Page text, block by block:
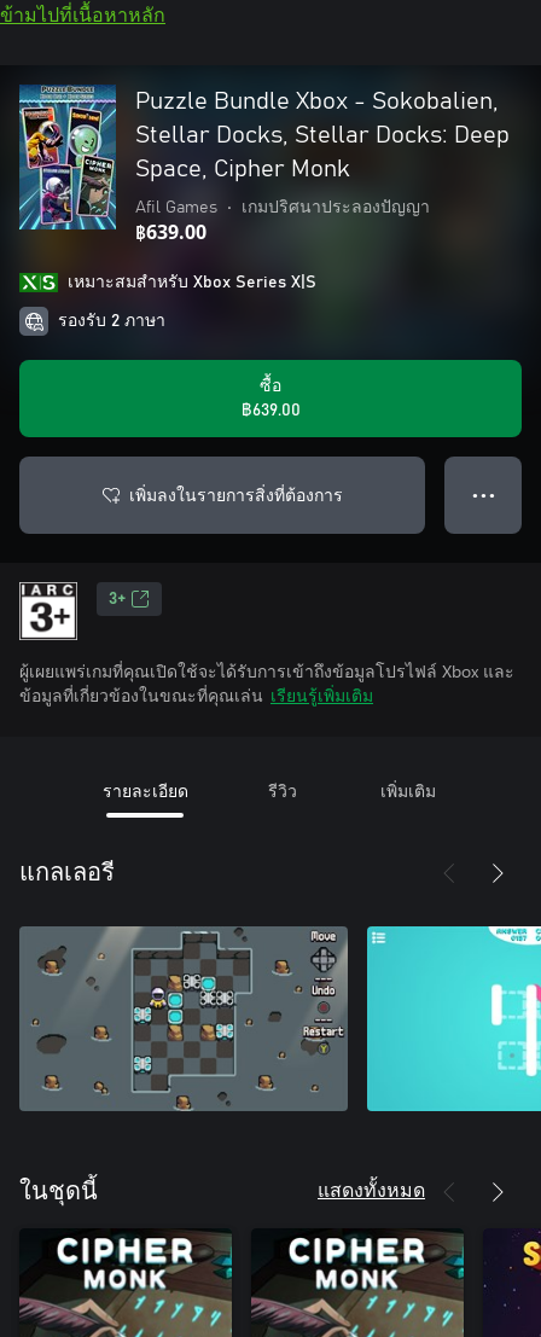
ข้ามไปที่เนื้อหาหลัก
Puzzle Bundle Xbox - Sokobalien,
Stellar Docks, Stellar Docks: Deep
Space, Cipher Monk
Afil Games • เกมปริศนาประลองปัญญา
฿639.00
เหมาะสมสําหรับ Xbox Series X|S
รองรับ 2 ภาษา
ซื้อ
฿639.00
เพิ่มลงในรายการสิ่งที่ต้องการ ● ● ●
3+
ผู้เผยแพร่เกมที่คุณเปิดใช้จะได้รับการเข้าถึงข้อมูลโปรไฟล์ Xbox และ
ข้อมูลที่เกี่ยวข้องในขณะที่คุณเล่น เรียนรู้เพิ่มเติม
รายละเอียด รีวิว เพิ่มเติม
แกลเลอรี
ในชุดนี้ แสดงทั้งหมด